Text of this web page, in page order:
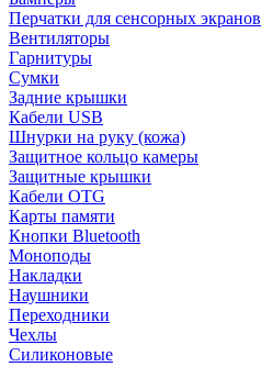
Перчатки для сенсорных экранов
Вентиляторы
Гарнитуры
Сумки
Задние крышки
Кабели USB
Шнурки на руку (кожа)
Защитное кольцо камеры
Защитные крышки
Кабели OTG
Карты памяти
Кнопки Bluetooth
Моноподы
Накладки
Наушники
Переходники
Чехлы
Силиконовые